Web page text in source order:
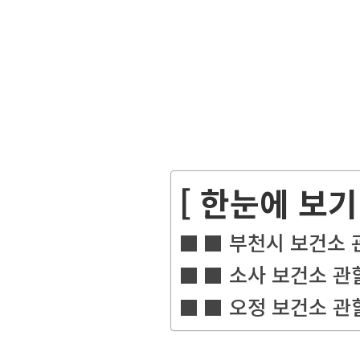
[ 한눈에 보
■ 부천시 보건소
■ 소사 보건소 관
■ 오정 보건소 관